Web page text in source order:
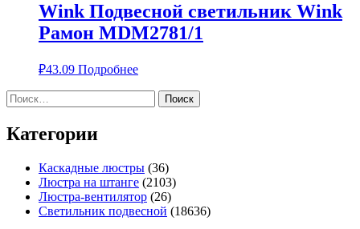
Wink Подвесной светильник Wink
Рамон MDM2781/1
₽43.09 Подробнее
Найти:
Категории
Каскадные люстры (36)
Люстра на штанге (2103)
Люстра-вентилятор (26)
Светильник подвесной (18636)